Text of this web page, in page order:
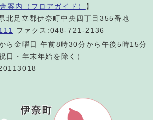
案内（フロアガイド） 】
北足立郡伊奈町中央四丁目355番地
ファクス:048-721-2136
ら金曜日 午前8時30分から午後5時15分
日・年末年始を除く）